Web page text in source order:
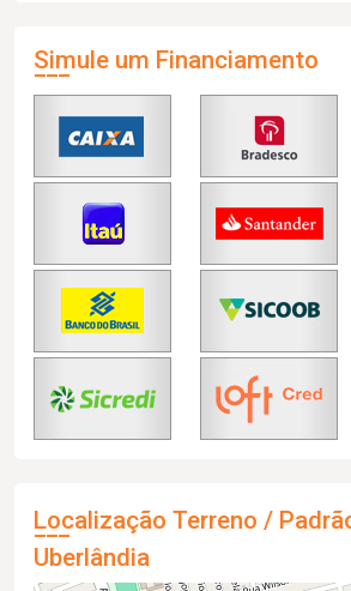
Simule um Financiamento
Localização Terreno /
Uberlândia